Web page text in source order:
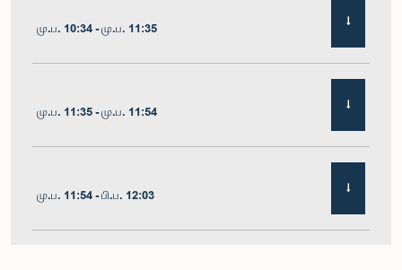
மு.ப. 10:34 - மு.ப. 11:35
மு.ப. 11:35 - மு.ப. 11:54
மு.ப. 11:54 - பி.ப. 12:03